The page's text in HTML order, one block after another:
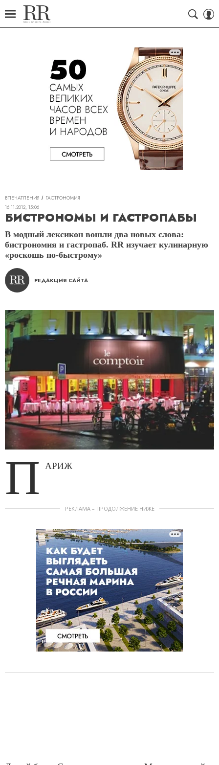
ВПЕЧАТЛЕНИЯ
ГАСТРОНОМИЯ
16.11.2012, 15:06
БИСТРОНОМЫ И ГАСТРОПАБЫ
В модный лексикон вошли два новых слова:
бистрономия и гастропаб. RR изучает кулинарную
«роскошь по-быстрому»
РЕДАКЦИЯ САЙТА
П АРИЖ
РЕКЛАМА – ПРОДОЛЖЕНИЕ НИЖЕ